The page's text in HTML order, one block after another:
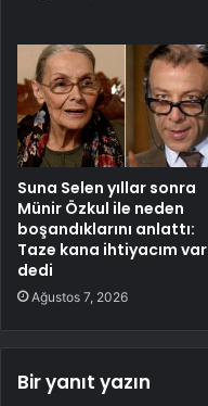
Suna Selen yıllar sonra
Münir Özkul ile neden
boşandıklarını anlattı:
Taze kana ihtiyacım var
dedi
Ağustos 7, 2026
Bir yanıt yazın